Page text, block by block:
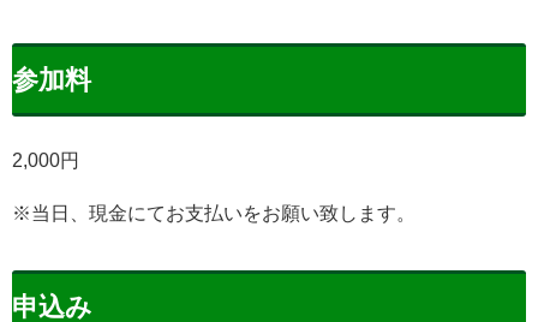
参加料
2,000円
※当日、現金にてお支払いをお願い致します。
申込み